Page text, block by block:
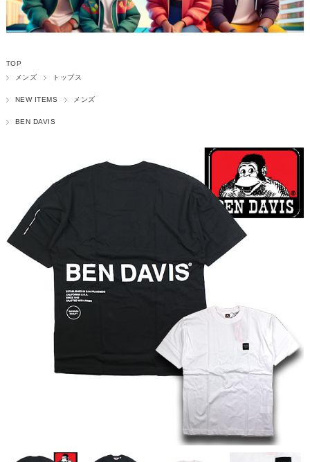
TOP
メンズ
トップス
NEW ITEMS メンズ
BEN DAVIS